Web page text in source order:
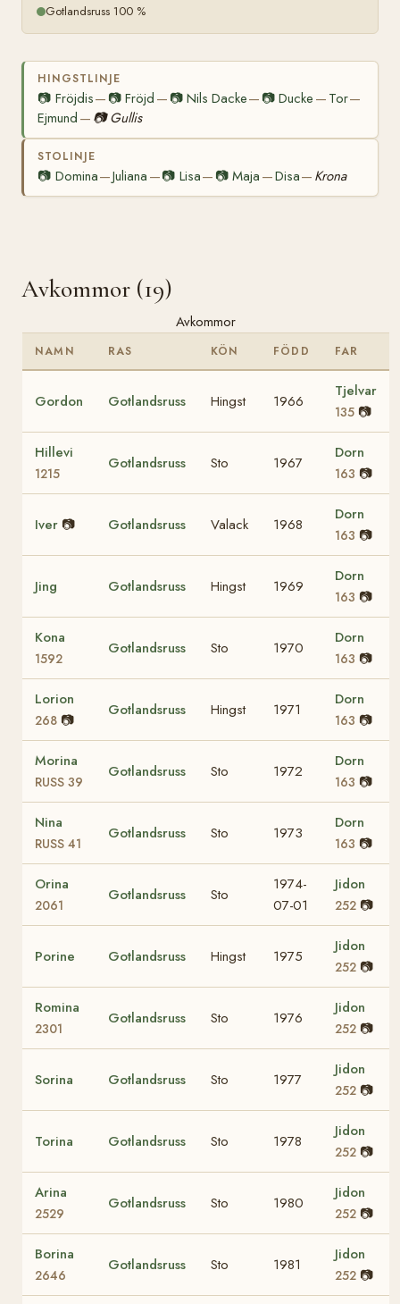
Gotlandsruss 100 %
HINGSTLINJE
📷 Fröjdis— 📷Fröjd — 📷 Nils Dacke— 📷 Ducke — Tor—
Ejmund — 📷 Gullis
STOLINJE
📷 Domina—Juliana —📷 Lisa— 📷Maja —Disa— Krona
Avkommor (19)
Avkommor
NAMN RAS KÖN FÖDD FAR
Gordon Gotlandsruss Hingst 1966
Tjelvar
135 📷
Hillevi
1215
Gotlandsruss Sto 1967
Dorn
163 📷
Iver 📷 Gotlandsruss Valack 1968
Dorn
163 📷
Jing Gotlandsruss Hingst 1969
Dorn
163 📷
Kona
1592
Gotlandsruss Sto 1970
Dorn
163 📷
Lorion
268 📷
Gotlandsruss Hingst 1971
Dorn
163 📷
Morina
RUSS 39
Gotlandsruss Sto 1972
Dorn
163 📷
Nina
RUSS 41
Gotlandsruss Sto 1973
Dorn
163 📷
Orina
2061
Gotlandsruss Sto
1974-
07-01
Jidon
252 📷
Porine Gotlandsruss Hingst 1975
Jidon
252 📷
Romina
2301
Gotlandsruss Sto 1976
Jidon
252 📷
Sorina Gotlandsruss Sto 1977
Jidon
252 📷
Torina Gotlandsruss Sto 1978
Jidon
252 📷
Arina
2529
Gotlandsruss Sto 1980
Jidon
252 📷
Borina
2646
Gotlandsruss Sto 1981
Jidon
252 📷